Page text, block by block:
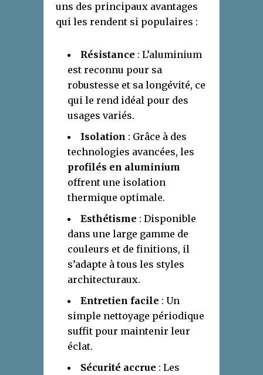
uns des principaux avantages
qui les rendent si populaires :
Résistance : L’aluminium
est reconnu pour sa
robustesse et sa longévité, ce
qui le rend idéal pour des
usages variés.
Isolation : Grâce à des
technologies avancées, les
profilés en aluminium
offrent une isolation
thermique optimale.
Esthétisme : Disponible
dans une large gamme de
couleurs et de finitions, il
s’adapte à tous les styles
architecturaux.
Entretien facile : Un
simple nettoyage périodique
suffit pour maintenir leur
éclat.
Sécurité accrue : Les